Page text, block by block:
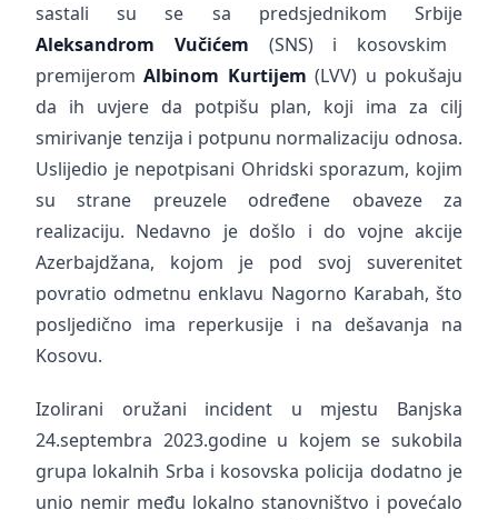
sastali su se sa predsjednikom Srbije
Aleksandrom Vučićem (SNS) i kosovskim
premijeromAlbinom Kurtijem (LVV) u pokušaju
da ih uvjere da potpišu plan, koji ima za cilj
smirivanje tenzija i potpunu normalizaciju odnosa.
Uslijedio je nepotpisani Ohridski sporazum, kojim
su strane preuzele određene obaveze za
realizaciju. Nedavno je došlo i do vojne akcije
Azerbajdžana, kojom je pod svoj suverenitet
povratio odmetnu enklavu Nagorno Karabah, što
posljedično ima reperkusije i na dešavanja na
Kosovu.
Izolirani oružani incident u mjestu Banjska
24.septembra 2023.godine u kojem se sukobila
grupa lokalnih Srba i kosovska policija dodatno je
unio nemir među lokalno stanovništvo i povećalo